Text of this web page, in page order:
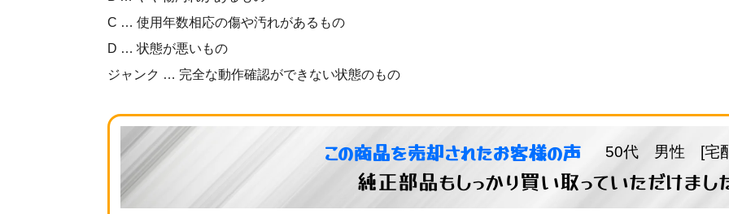
C … 使用年数相応の傷や汚れがあるもの
D … 状態が悪いもの
ジャンク … 完全な動作確認ができない状態のもの
この商品を売却されたお客様の声 50代 男性 [宅
純正部品もしっかり買い取っていただけまし